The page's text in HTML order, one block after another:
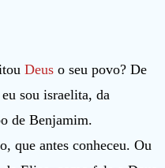
Deus o seu povo? De
sou israelita, da
de Benjamim.
que antes conheceu. Ou